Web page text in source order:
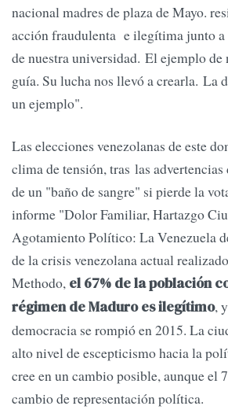
nacional madres de plaza de Mayo.
acción fraudulenta e ilegítima junto a
de nuestra universidad. El ejemplo de
guía. Su lucha nos llevó a crearla. La
un ejemplo".
Las elecciones venezolanas de este
clima de tensión, tras las
de un "baño de sangre" si pierde la
informe "Dolor Familiar, Hartazgo
Agotamiento Político: La Venezuela
de la crisis venezolana actual
Methodo, el 67% de la población
régimen de Maduro es ilegítimo,
democracia se rompió en 2015. La
alto nivel de escepticismo hacia la
cree en un cambio posible, aunque el
cambio de representación política.